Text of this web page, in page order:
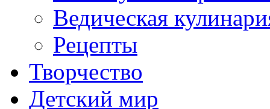
Ведическая
Рецепты
Творчество
Детский мир